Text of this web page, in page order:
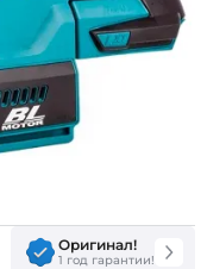
Оригинал!
1 год гарантии!